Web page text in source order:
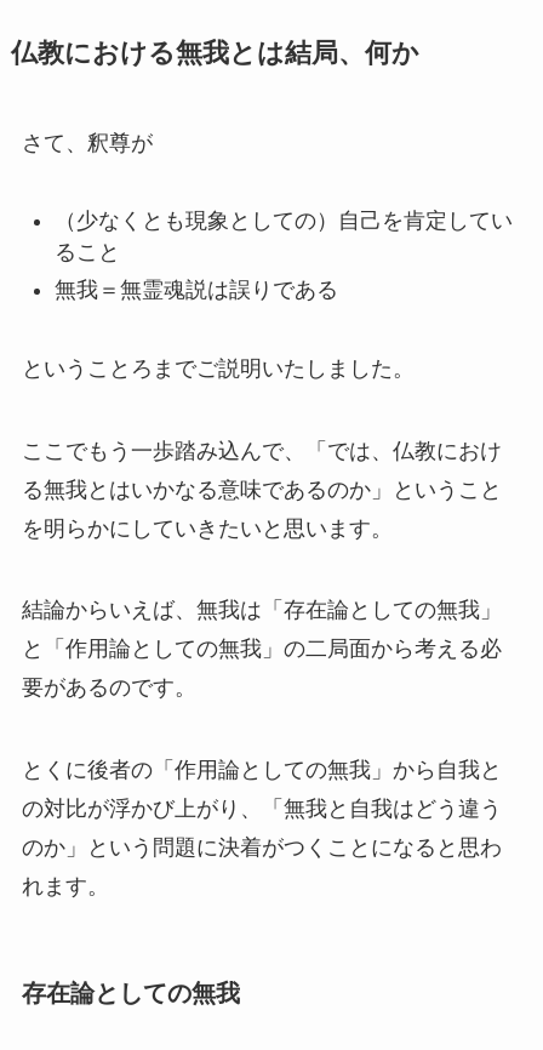
仏教における無我とは結局、何か
さて、釈尊が
（少なくとも現象としての）自己を肯定してい
ること
無我＝無霊魂説は誤りである
ということろまでご説明いたしました。
ここでもう一歩踏み込んで、「では、仏教におけ
る無我とはいかなる意味であるのか」ということ
を明らかにしていきたいと思います。
結論からいえば、無我は「存在論としての無我」
と「作用論としての無我」の二局面から考える必
要があるのです。
とくに後者の「作用論としての無我」から自我と
の対比が浮かび上がり、「無我と自我はどう違う
のか」という問題に決着がつくことになると思わ
れます。
存在論としての無我